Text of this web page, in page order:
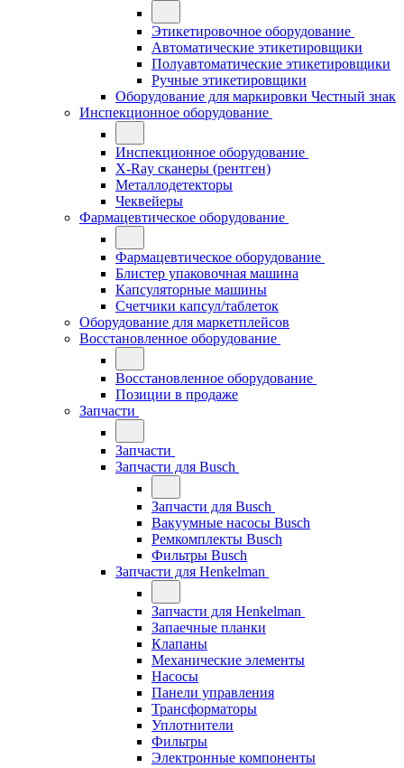
Этикетировочное оборудование
Автоматические этикетировщики
Полуавтоматические этикетировщики
Ручные этикетировщики
Оборудование для маркировки Честный знак
Инспекционное оборудование
Инспекционное оборудование
X-Ray сканеры (рентген)
Металлодетекторы
Чеквейеры
Фармацевтическое оборудование
Фармацевтическое оборудование
Блистер упаковочная машина
Капсуляторные машины
Счетчики капсул/таблеток
Оборудование для маркетплейсов
Восстановленное оборудование
Восстановленное оборудование
Позиции в продаже
Запчасти
Запчасти
Запчасти для Busch
Запчасти для Busch
Вакуумные насосы Busch
Ремкомплекты Busch
Фильтры Busch
Запчасти для Henkelman
Запчасти для Henkelman
Запаечные планки
Клапаны
Механические элементы
Насосы
Панели управления
Трансформаторы
Уплотнители
Фильтры
Электронные компоненты